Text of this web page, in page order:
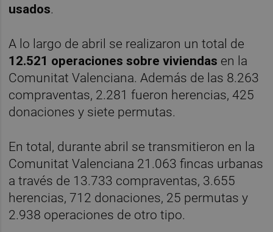
usados.
A lo largo de abril se realizaron un total de
12.521 operaciones sobre viviendas en la
Comunitat Valenciana. Además de las 8.263
compraventas, 2.281 fueron herencias, 425
donaciones y siete permutas.
En total, durante abril se transmitieron en la
Comunitat Valenciana 21.063 fincas urbanas
a través de 13.733 compraventas, 3.655
herencias, 712 donaciones, 25 permutas y
2.938 operaciones de otro tipo.